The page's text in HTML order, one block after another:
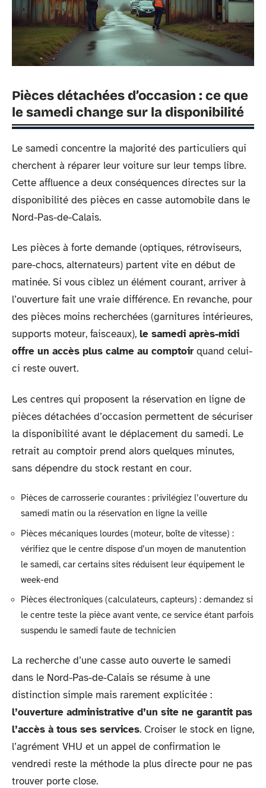
Pièces détachées d’occasion : ce que
le samedi change sur la disponibilité
Le samedi concentre la majorité des particuliers qui
cherchent à réparer leur voiture sur leur temps libre.
Cette affluence a deux conséquences directes sur la
disponibilité des pièces en casse automobile dans le
Nord-Pas-de-Calais.
Les pièces à forte demande (optiques, rétroviseurs,
pare-chocs, alternateurs) partent vite en début de
matinée. Si vous ciblez un élément courant, arriver à
l’ouverture fait une vraie différence. En revanche, pour
des pièces moins recherchées (garnitures intérieures,
supports moteur, faisceaux), le samedi après-midi
offre un accès plus calme au comptoir quand celui-
ci reste ouvert.
Les centres qui proposent la réservation en ligne de
pièces détachées d’occasion permettent de sécuriser
la disponibilité avant le déplacement du samedi. Le
retrait au comptoir prend alors quelques minutes,
sans dépendre du stock restant en cour.
Pièces de carrosserie courantes : privilégiez l’ouverture du
samedi matin ou la réservation en ligne la veille
Pièces mécaniques lourdes (moteur, boîte de vitesse) :
vérifiez que le centre dispose d’un moyen de manutention
le samedi, car certains sites réduisent leur équipement le
week-end
Pièces électroniques (calculateurs, capteurs) : demandez si
le centre teste la pièce avant vente, ce service étant parfois
suspendu le samedi faute de technicien
La recherche d’une casse auto ouverte le samedi
dans le Nord-Pas-de-Calais se résume à une
distinction simple mais rarement explicitée :
l’ouverture administrative d’un site ne garantit pas
l’accès à tous ses services. Croiser le stock en ligne,
l’agrément VHU et un appel de confirmation le
vendredi reste la méthode la plus directe pour ne pas
trouver porte close.